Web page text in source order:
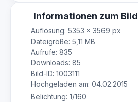
Informationen zum Bild
Auflösung: 5353 × 3569 px
Dateigröße: 5,11 MB
Aufrufe: 835
Downloads: 85
Bild-ID: 1003111
Hochgeladen am: 04.02.2015
Belichtung: 1/160